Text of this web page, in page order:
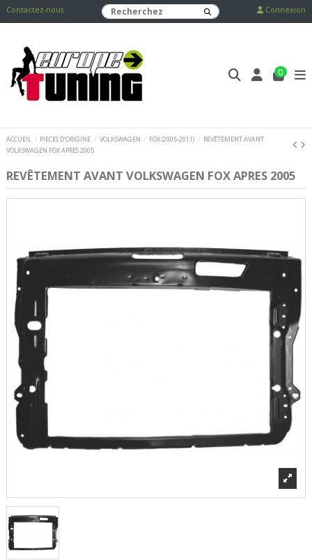
Contactez-nous Connexion
0
ACCUEIL PIECES D'ORIGINE VOLKSWAGEN FOX (2005-2011)
REVÊTEMENT AVANT
VOLKSWAGEN FOX APRES 2005
REVÊTEMENT AVANT VOLKSWAGEN FOX APRES 2005